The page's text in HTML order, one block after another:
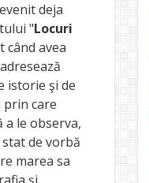
deja
"Locuri
când avea
istorie şi de
prin care
a le observa,
stat de vorbă
marea sa